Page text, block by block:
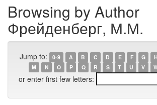
Browsing by Author
Фрейденберг, М.М.
Jump to: 0-9 A B C D E F G H
M
N O P Q R S T U V
or enter first few letters: